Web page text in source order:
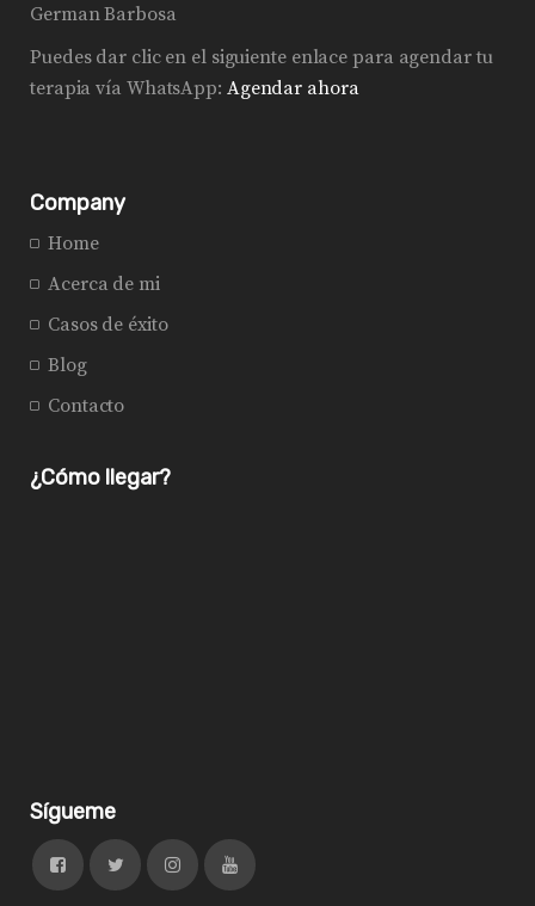
German Barbosa
Puedes dar clic en el siguiente enlace para agendar tu
terapia vía WhatsApp: Agendar ahora
Company
Home
Acerca de mi
Casos de éxito
Blog
Contacto
¿Cómo llegar?
Sígueme